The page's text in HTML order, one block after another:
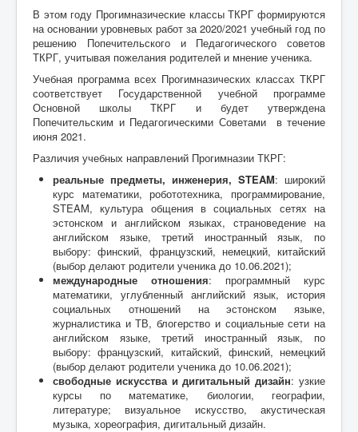
В этом году Прогимназические классы ТКРГ формируются
на основании уровневых работ за 2020/2021 учебный год по
решению Попечительского и Педагогического советов
ТКРГ, учитывая пожелания родителей и мнение ученика.
Учебная программа всех Прогимназических классах ТКРГ
соответствует Государственной учебной программе
Основной школы ТКРГ и будет утверждена
Попечительским и Педагогическими Советами в течение
июня 2021.
Различия учебных направлений Прогимназии ТКРГ:
реальные предметы, инженерия, STEAM: широкий
курс математики, робототехника, программирование,
STEAM, культура общения в социальных сетях на
эстонском и английском языках, страноведение на
английском языке, третий иностранный язык, по
выбору: финский, французский, немецкий, китайский
(выбор делают родители ученика до 10.06.2021);
международные отношения: программный курс
математики, углубленный английский язык, история
социальных отношений на эстонском языке,
журналистика и ТВ, блогерство и социальные сети на
английском языке, третий иностранный язык, по
выбору: французский, китайский, финский, немецкий
(выбор делают родители ученика до 10.06.2021);
свободные искусства и дигитальный дизайн: узкие
курсы по математике, биологии, географии,
литературе; визуальное искусство, акустическая
музыка, хореография, дигитальный дизайн.